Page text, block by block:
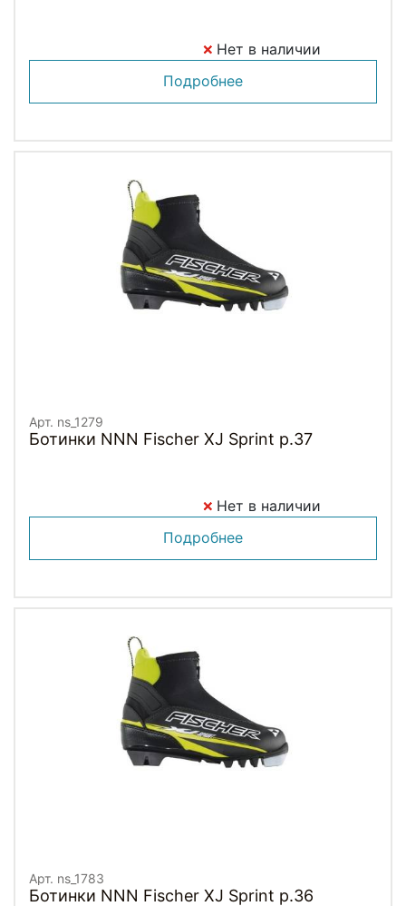
Нет в наличии
Подробнее
Арт. ns_1279
Ботинки NNN Fischer XJ Sprint p.37
Нет в наличии
Подробнее
Арт. ns_1783
Ботинки NNN Fischer XJ Sprint p.36